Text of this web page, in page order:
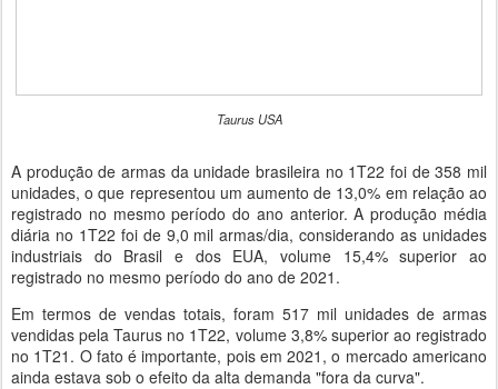
Taurus USA
A produção de armas da unidade brasileira no 1T22 foi de 358 mil
unidades, o que representou um aumento de 13,0% em relação ao
registrado no mesmo período do ano anterior. A produção média
diária no 1T22 foi de 9,0 mil armas/dia, considerando as unidades
industriais do Brasil e dos EUA, volume 15,4% superior ao
registrado no mesmo período do ano de 2021.
Em termos de vendas totais, foram 517 mil unidades de armas
vendidas pela Taurus no 1T22, volume 3,8% superior ao registrado
no 1T21. O fato é importante, pois em 2021, o mercado americano
ainda estava sob o efeito da alta demanda "fora da curva".